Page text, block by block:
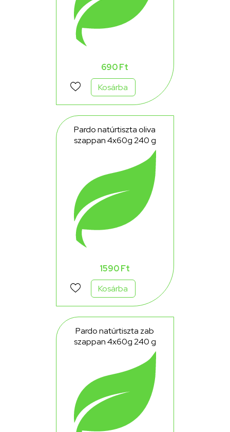
690 Ft
Kosárba
Pardo natúrtiszta oliva
szappan 4x60g 240 g
1590 Ft
Kosárba
Pardo natúrtiszta zab
szappan 4x60g 240 g